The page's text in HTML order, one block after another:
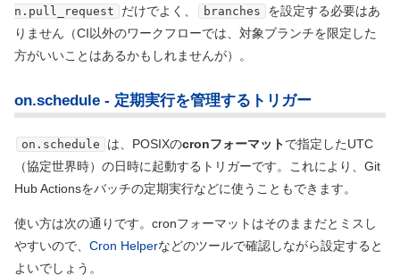
n.pull_request
だけでよく、 branches
を設定する必要はあ
りません （CI以外のワークフローでは、対象ブランチを限定した
方がいいことはあるかもしれませんが）
。
on.schedule - 定期実行を管理するトリガー
on.schedule は、POSIXのcronフォーマットで指定したUTC
（協定世界時） の日時に起動するトリガーです。これにより、Git
Hub Actionsをバッチの定期実行などに使うこともできます。
使い方は次の通りです。cronフォーマットはそのままだとミスし
やすいので、 Cron Helperなどのツールで確認しながら設定すると
よいでしょう。